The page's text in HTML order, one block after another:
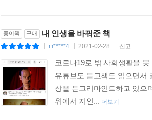
종이책 구매 내 인생을 바꿔준 책
2021-02-28 | 신고
코로나19로 밖 사회생활을
유튜브도 듣고책도 읽으면서
상을 듣고리마인드하고 있으